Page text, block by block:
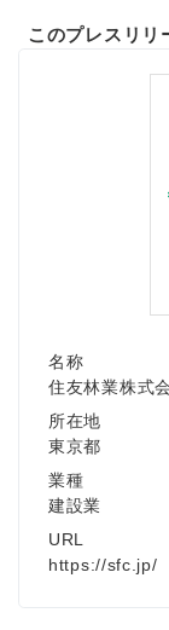
このプレスリリ
名称
住友林業株式
所在地
東京都
業種
建設業
URL
https://sfc.jp/